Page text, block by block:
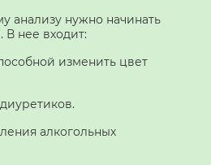
анализу нужно начинать
В нее входит:
изменить цвет
алкогольных